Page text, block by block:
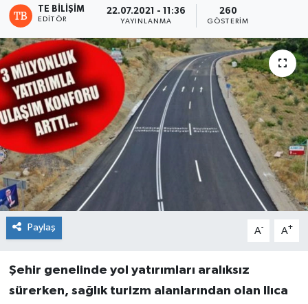
TE BILIŞIM
EDITÖR
22.07.2021 - 11:36
YAYINLANMA
260
GÖSTERIM
Paylaş A- A+
Şehir genelinde yol yatırımları aralıksız
sürerken, sağlık turizm alanlarından olan Ilıca